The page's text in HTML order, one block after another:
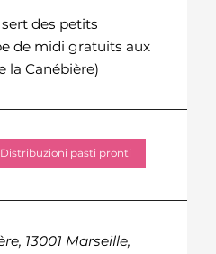
des petits
de midi gratuits aux
la Canébière)
Distribuzioni pasti pronti
13001 Marseille,